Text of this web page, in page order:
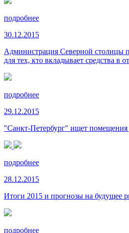
подробнее
30.12.2015
Администрация Северной столицы
для тех, кто вкладывает средства в
подробнее
29.12.2015
"Санкт-Петербург" ищет помещения
подробнее
28.12.2015
Итоги 2015 и прогнозы на будущее
подробнее